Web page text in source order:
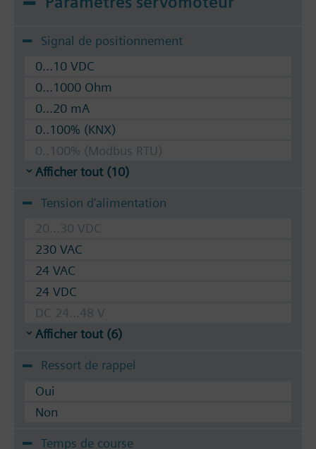
confort et d'économies d'énergie.
- Des vannes d'équilibrage dans la conduite
montante ne sont plus requises
- Coûts de réglage moindres
- La planification est simplifiée
Information complémentaire
Garniture (embout) avec revêtement antigoutte.
eau avec antigel
Les vannes peuvent fonctionner avec les
SSA.../STA../RT../REH... / STA.. / STS61.. / RTN..
Signal de positionnement
0...10 VDC
0...1000 Ohm
0...20 mA
0..100% (KNX)
0..100% (Modbus RTU)
Afficher tout (10)
Tension d'alimentation
20...30 VDC
230 VAC
24 VAC
24 VDC
DC 24...48 V
Afficher tout (6)
Ressort de rappel
Oui
Non
Temps de course